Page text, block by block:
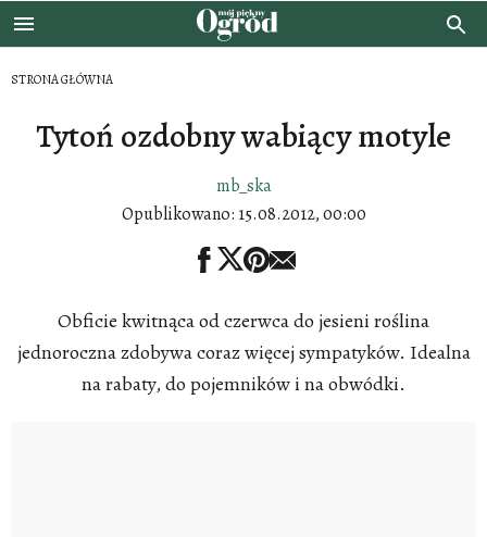
STRONA GŁÓWNA
Tytoń ozdobny wabiący motyle
mb_ska
Opublikowano: 15.08.2012, 00:00
Obficie kwitnąca od czerwca do jesieni roślina
jednoroczna zdobywa coraz więcej sympatyków. Idealna
na rabaty, do pojemników i na obwódki.